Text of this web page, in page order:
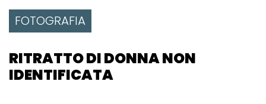
FOTOGRAFIA
RITRATTO DI DONNA NON
IDENTIFICATA